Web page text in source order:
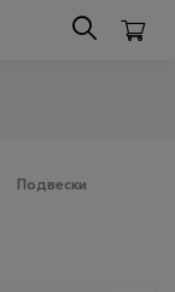
Подвески